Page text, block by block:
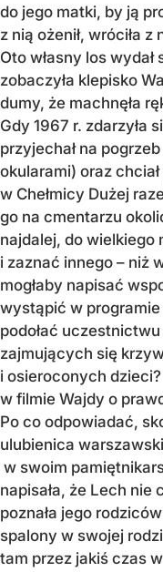
do jego matki, by ją
z nią ożenił, wróciła
Oto własny los
zobaczyła klepisko
dumy, że machnęła
Gdy 1967 r. zdarzyła
przyjechał na
okularami) oraz
w Chełmicy Dużej
go na cmentarzu
najdalej, do wielkiego
i zaznać innego – niż
mogłaby napisać
wystąpić w programie
podołać
zajmujących się
i osieroconych
w filmie Wajdy o
Po co odpowiadać,
ulubienica
w swoim
napisała, że Lech nie
poznała jego
spalony w swojej
tam przez jakiś czas